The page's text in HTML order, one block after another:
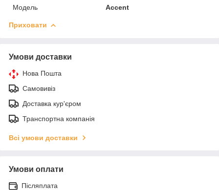
Модель
Accent
Приховати
Умови доставки
Нова Пошта
Самовивіз
Доставка кур'єром
Транспортна компанія
Всі умови доставки
Умови оплати
Післяплата